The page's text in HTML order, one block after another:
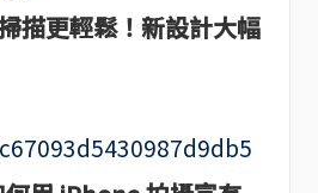
描更輕鬆！新設計大幅